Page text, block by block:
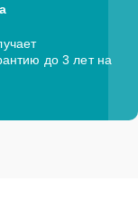
до 3 лет на